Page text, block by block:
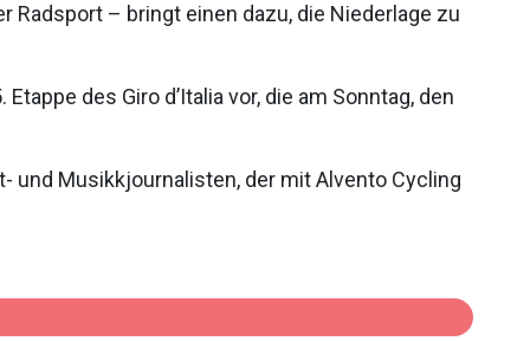
– bringt einen dazu, die Niederlage zu
des Giro d’Italia vor, die am Sonntag, den
und Musikkjournalisten, der mit Alvento Cycling